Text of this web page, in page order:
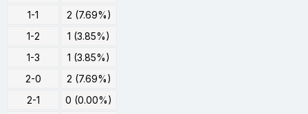
1-1
2 (7.69%)
1-2
1 (3.85%)
1-3
1 (3.85%)
2-0
2 (7.69%)
2-1
0 (0.00%)